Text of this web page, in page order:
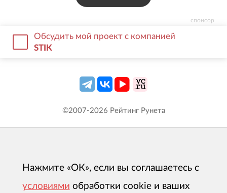
спонсор
Обсудить мой проект с компанией
STIK
©2007-2026 Рейтинг Рунета
Нажмите «ОК», если вы соглашаетесь с
условиями обработки cookie и ваших